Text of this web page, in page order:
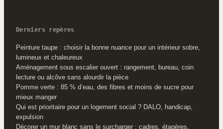
Derniers repères
Peinture taupe : choisir la bonne nuance pour un intérieur sobre,
lumineux et chaleureux
Aménagement sous escalier ouvert : rangement, bureau, coin
lecture ou alcôve sans alourdir la pièce
Pomme verte : 85 % d’eau, des fibres et moins de sucre pour
mieux manger
Qui est prioritaire pour un logement social ? DALO, handicap,
expulsion
Décorer un mur blanc sans le surcharger : cadres, étagères,